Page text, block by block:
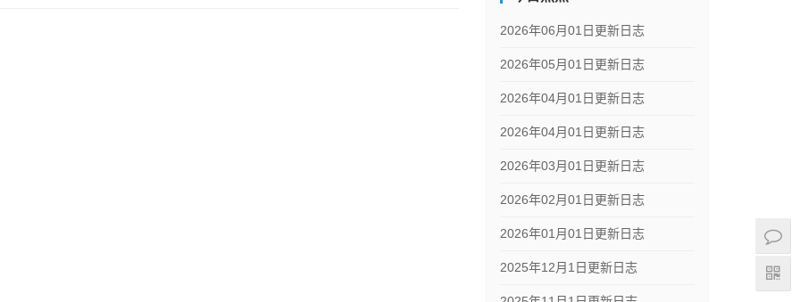
2026年06月01日更新日志
2026年05月01日更新日志
2026年04月01日更新日志
2026年04月01日更新日志
2026年03月01日更新日志
2026年02月01日更新日志
2026年01月01日更新日志
2025年12月1日更新日志